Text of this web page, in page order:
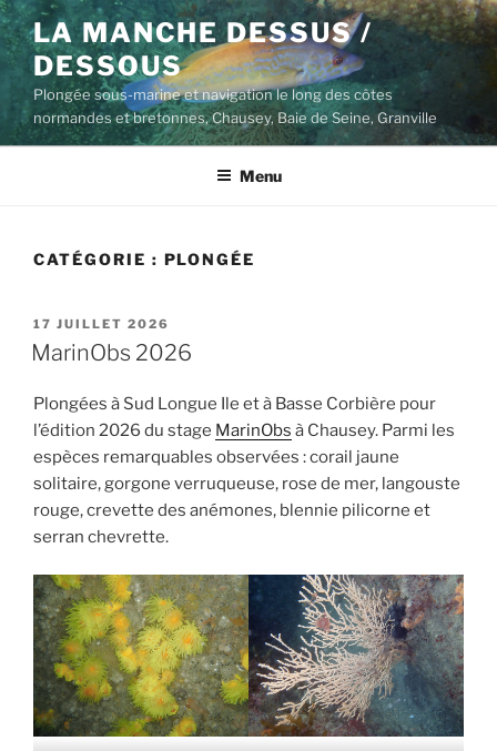
Aller
au
contenu
principal
LA MANCHE DESSUS /
DESSOUS
Plongée sous-marine et navigation le long des côtes
normandes et bretonnes, Chausey, Baie de Seine, Granville
Menu
CATÉGORIE : PLONGÉE
PUBLIÉ
LE
17 JUILLET 2026
MarinObs 2026
Plongées à Sud Longue Ile et à Basse Corbière pour
l’édition 2026 du stage MarinObs à Chausey. Parmi les
espèces remarquables observées : corail jaune
solitaire, gorgone verruqueuse, rose de mer, langouste
rouge, crevette des anémones, blennie pilicorne et
serran chevrette.